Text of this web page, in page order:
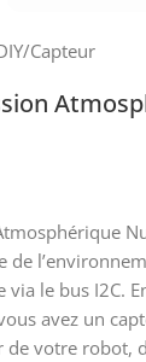
/Capteur
de
le bus I2C.
avez un
votre robot,